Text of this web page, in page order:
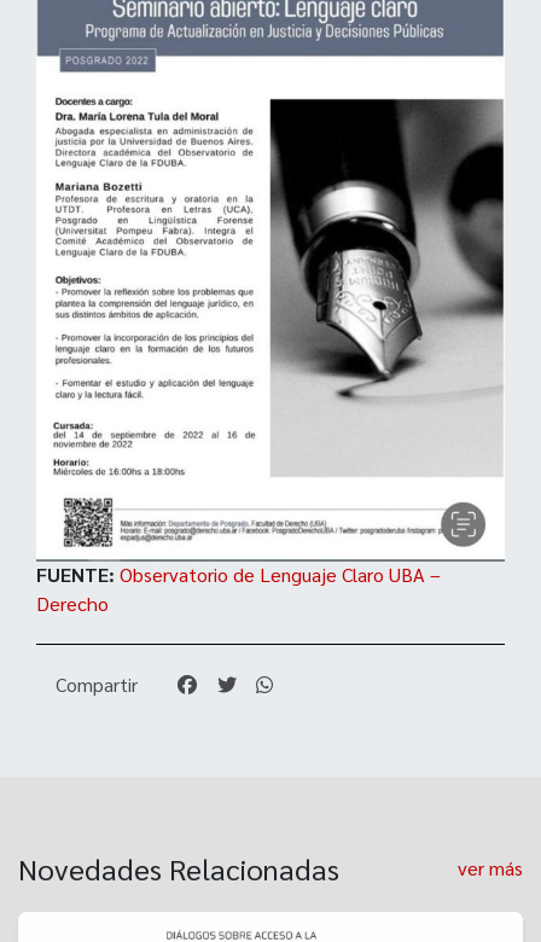
FUENTE: Observatorio de Lenguaje Claro UBA –
Derecho
Compartir
Novedades Relacionadas ver más